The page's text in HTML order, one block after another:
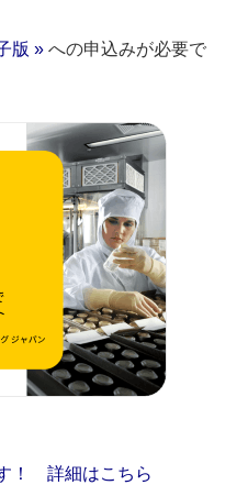
版 » への申込みが必要で
！ 詳細はこちら